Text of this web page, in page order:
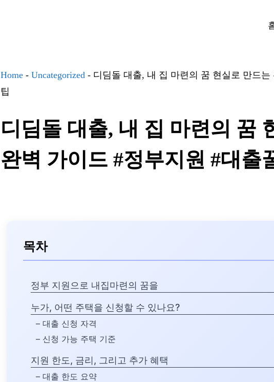
Home - Uncategorized - 디딤돌 대출, 내 집 마련의 꿈 현실로 만드
팁
디딤돌 대출, 내 집 마련의 꿈
완벽 가이드 #정부지원 #대출
목차
정부 지원으로 내집마련의 꿈을
누가, 어떤 주택을 신청할 수 있나요?
– 대출 신청 자격
– 신청 가능 주택 기준
지원 한도, 금리, 그리고 추가 혜택
– 대출 한도 요약